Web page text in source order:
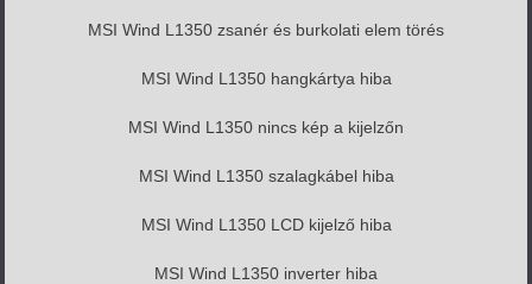
MSI Wind L1350 zsanér és burkolati elem törés
MSI Wind L1350 hangkártya hiba
MSI Wind L1350 nincs kép a kijelzőn
MSI Wind L1350 szalagkábel hiba
MSI Wind L1350 LCD kijelző hiba
MSI Wind L1350 inverter hiba